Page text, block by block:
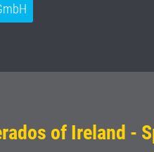
of Ireland -